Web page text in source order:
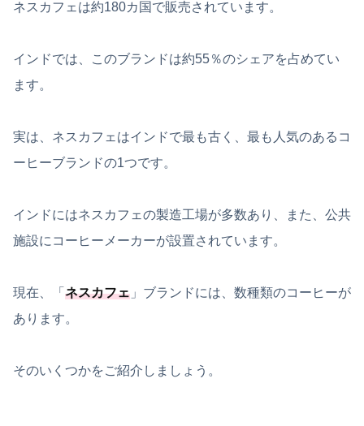
ネスカフェは約180カ国で販売されています。
インドでは、このブランドは約55％のシェアを占めてい
ます。
実は、ネスカフェはインドで最も古く、最も人気のあるコ
ーヒーブランドの1つです。
インドにはネスカフェの製造工場が多数あり、また、公共
施設にコーヒーメーカーが設置されています。
現在、「 ネスカフェ 」ブランドには、数種類のコーヒーが
あります。
そのいくつかをご紹介しましょう。